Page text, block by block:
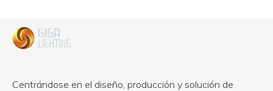
Centrándose en el diseño, producción y solución de